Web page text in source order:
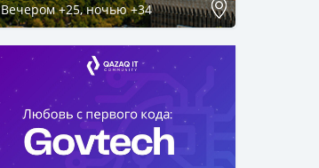
Вечером +25, ночью +34